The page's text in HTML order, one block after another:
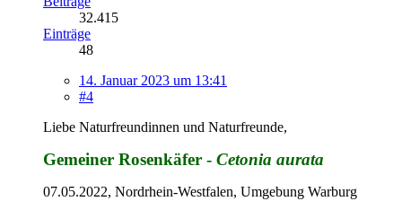
32.415
Einträge
48
14. Januar 2023 um 13:41
#4
Liebe Naturfreundinnen und Naturfreunde,
Gemeiner Rosenkäfer - Cetonia aurata
07.05.2022, Nordrhein-Westfalen, Umgebung Warburg